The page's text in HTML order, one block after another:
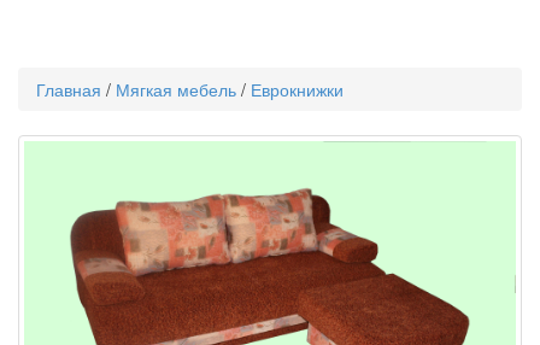
Главная / Мягкая мебель / Еврокнижки